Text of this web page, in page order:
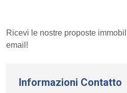
Ricevi le nostre proposte
email!
Informazioni Contatto